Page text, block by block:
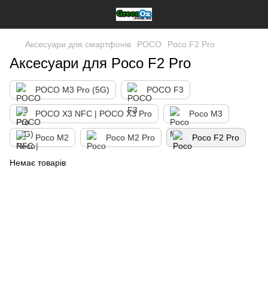
Аксесуари для смартфонів POCO Poco F2 Pro
Аксесуари для Poco F2 Pro
POCO M3 Pro (5G) POCO F3
POCO X3 NFC | POCO X3 Pro Poco M3
Poco M2 Poco M2 Pro Poco F2 Pro
Немає товарів